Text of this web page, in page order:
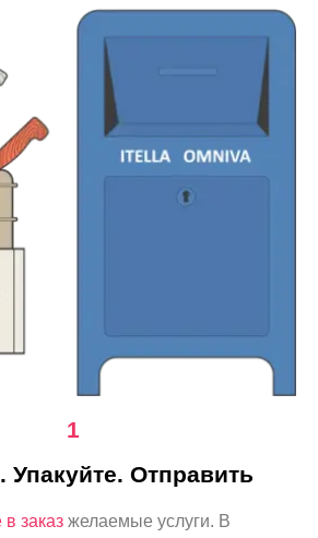
1
Упакуйте. Отправить
в заказ желаемые услуги. В